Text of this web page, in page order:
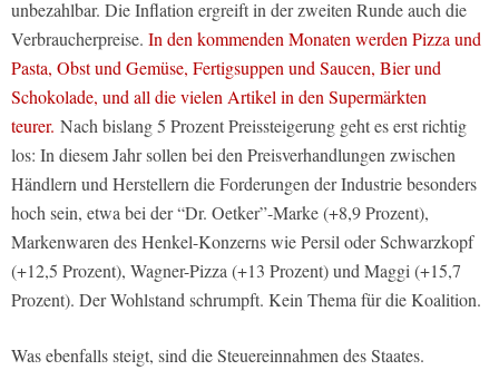
unbezahlbar. Die Inflation ergreift in der zweiten Runde auch die
Verbraucherpreise. In den kommenden Monaten werden Pizza und
Pasta, Obst und Gemüse, Fertigsuppen und Saucen, Bier und
Schokolade, und all die vielen Artikel in den Supermärkten
teurer. Nach bislang 5 Prozent Preissteigerung geht es erst richtig
los: In diesem Jahr sollen bei den Preisverhandlungen zwischen
Händlern und Herstellern die Forderungen der Industrie besonders
hoch sein, etwa bei der “Dr. Oetker”-Marke (+8,9 Prozent),
Markenwaren des Henkel-Konzerns wie Persil oder Schwarzkopf
(+12,5 Prozent), Wagner-Pizza (+13 Prozent) und Maggi (+15,7
Prozent). Der Wohlstand schrumpft. Kein Thema für die Koalition.
Was ebenfalls steigt, sind die Steuereinnahmen des Staates.